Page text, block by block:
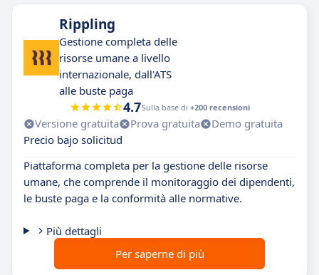
Rippling
Gestione completa delle
risorse umane a livello
internazionale, dall'ATS
alle buste paga
4.7Sulla base di +200 recensioni
Versione gratuita Prova gratuita
Demo gratuita
Precio bajo solicitud
Piattaforma completa per la gestione delle risorse
umane, che comprende il monitoraggio dei dipendenti,
le buste paga e la conformità alle normative.
Più dettagli
Per saperne di più